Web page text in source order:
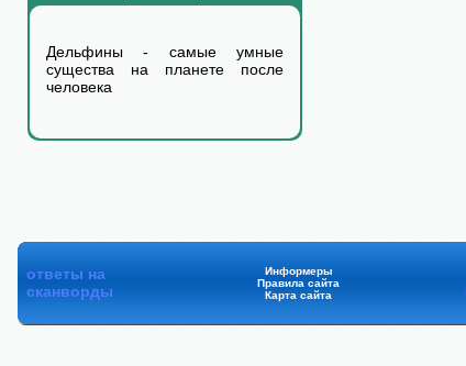
Дельфины - самые умные
существа на планете после
человека
ответы на
сканворды
Информеры
Правила сайта
Карта сайта